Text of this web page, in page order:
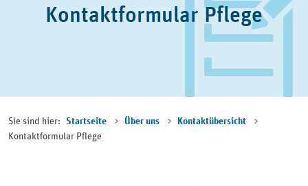
Kontaktformular Pflege
Sie sind hier: Startseite Über uns Kontaktübersicht
Kontaktformular Pflege